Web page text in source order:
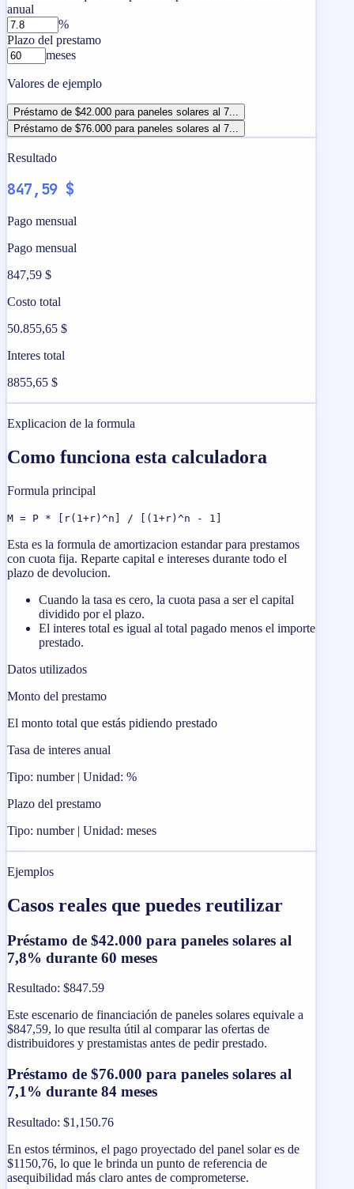
anual
%
Plazo del prestamo
meses
Valores de ejemplo
Préstamo de $42.000 para paneles solares al 7...
Préstamo de $76.000 para paneles solares al 7...
Resultado
847,59 $
Pago mensual
Pago mensual
847,59 $
Costo total
50.855,65 $
Interes total
8855,65 $
Explicacion de la formula
Como funciona esta calculadora
Formula principal
M = P * [r(1+r)^n] / [(1+r)^n - 1]
Esta es la formula de amortizacion estandar para prestamos
con cuota fija. Reparte capital e intereses durante todo el
plazo de devolucion.
Cuando la tasa es cero, la cuota pasa a ser el capital
dividido por el plazo.
El interes total es igual al total pagado menos el importe
prestado.
Datos utilizados
Monto del prestamo
El monto total que estás pidiendo prestado
Tasa de interes anual
Tipo: number | Unidad: %
Plazo del prestamo
Tipo: number | Unidad: meses
Ejemplos
Casos reales que puedes reutilizar
Préstamo de $42.000 para paneles solares al
7,8% durante 60 meses
Resultado: $847.59
Este escenario de financiación de paneles solares equivale a
$847,59, lo que resulta útil al comparar las ofertas de
distribuidores y prestamistas antes de pedir prestado.
Préstamo de $76.000 para paneles solares al
7,1% durante 84 meses
Resultado: $1,150.76
En estos términos, el pago proyectado del panel solar es de
$1150,76, lo que le brinda un punto de referencia de
asequibilidad más claro antes de comprometerse.